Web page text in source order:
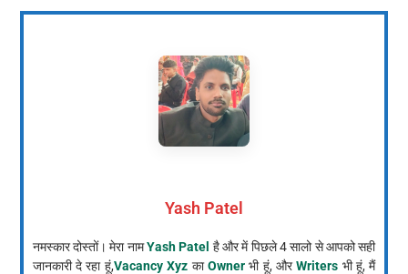
Yash Patel
नमस्कार दोस्तों। मेरा नामYash Patel है और में पिछले 4 सालो से आपको सही
जानकारी दे रहा हूं,Vacancy Xyz काOwnerभी हूं, औरWriters भी हूं, मैं